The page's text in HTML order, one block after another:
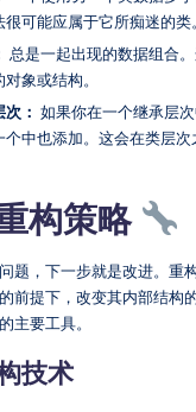
可能应属于它所痴迷的类。
总是一起出现的数据组合
象或结构。
： 如果你在一个继承层
个中也添加。这会在类层
构策略
题，下一步就是改进。重
前提下，改变其内部结构
主要工具。
技术